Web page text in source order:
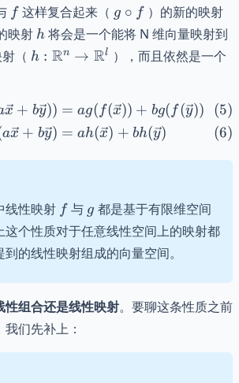
ff这样复合起来（ g
\circ
f
g ∘ f ）的新的映射
映射 h
h 将会是一个能将 N 维向量映射到
（ h:
\mathbb{R}^l
h : Rn → Rl
），而且依然是一个
\begin{align} &&
x + by))
ax + by)
= ag( f(x)) + bg( f(y))
= ah(x) + bh(y)
线性映射 ff 与 g
g 都是基于有限维空间
这个性质对于任意线性空间上的映射都
的线性映射组成的向量空间。
性组合还是线性映射。要聊这条性质之前
们先补上：